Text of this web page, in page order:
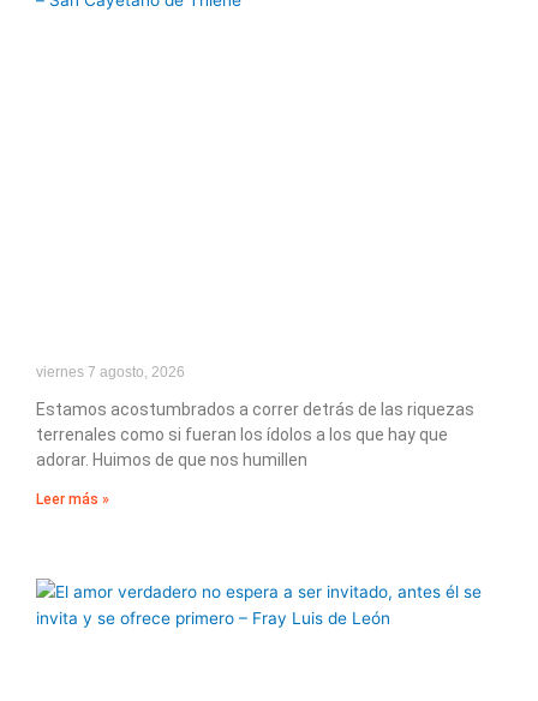
viernes 7 agosto, 2026
Estamos acostumbrados a correr detrás de las riquezas
terrenales como si fueran los ídolos a los que hay que
adorar. Huimos de que nos humillen
Leer más »